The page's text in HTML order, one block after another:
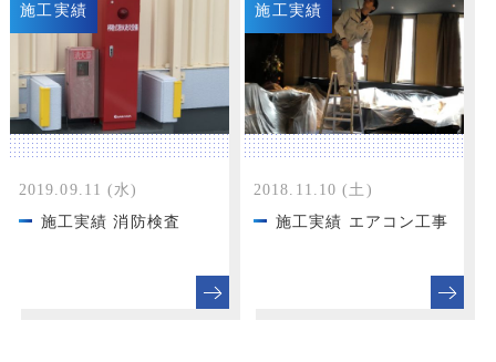
施工実績
2019.09.11 (水)
施工実績 消防検査
施工実績
2018.11.10 (土)
施工実績 エアコン工事